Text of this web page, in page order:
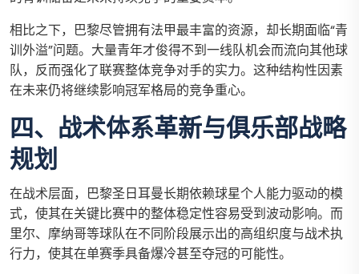
相比之下，巴黎尽管拥有法甲最丰富的资源，却长期面临“青
训外溢”问题。大量青年才俊得不到一线队机会而流向其他球
队，反而强化了联赛整体竞争对手的实力。这种结构性因素
在未来仍将继续影响冠军格局的竞争重心。
四、战术体系革新与俱乐部战略
规划
在战术层面，巴黎圣日耳曼长期依赖球星个人能力驱动的模
式，使其在关键比赛中的整体稳定性容易受到波动影响。而
里尔、摩纳哥等球队在不同阶段展示出的高组织度与战术执
行力，使其在单赛季具备爆冷甚至夺冠的可能性。